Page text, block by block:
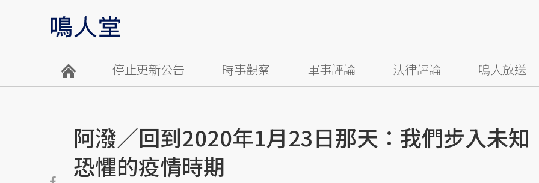
停止更新公告 時事觀察 軍事評論 法律評論 鳴人放送
阿潑／回到2020年1月23日那天：我們步入未知
恐懼的疫情時期